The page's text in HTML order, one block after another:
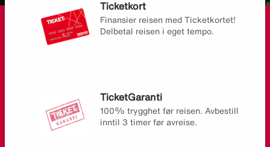
Ticketkort
Finansier reisen med Ticketkortet!
Delbetal reisen i eget tempo.
TicketGaranti
100% trygghet før reisen. Avbestill
inntil 3 timer før avreise.